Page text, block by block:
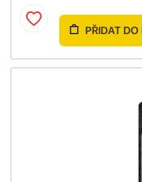
PŘIDAT DO